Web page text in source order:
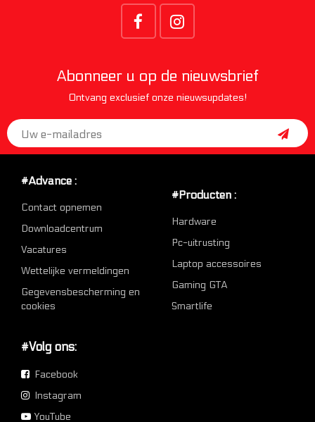
Abonneer u op de nieuwsbrief
Ontvang exclusief onze nieuwsupdates!
#Advance :
Contact opnemen
Downloadcentrum
Vacatures
Wettelijke vermeldingen
Gegevensbescherming en
cookies
#Producten :
Hardware
Pc-uitrusting
Laptop accessoires
Gaming GTA
Smartlife
#Volg ons:
Facebook
Instagram
YouTube